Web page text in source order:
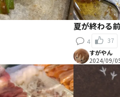
夏が終わ
4
37
すがやん
2024/09/